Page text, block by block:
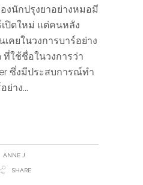
งนักปรุงยาอย่างหมอมี
เปิดใหม่ แต่คนหลัง
คยในวงการบาร์อย่าง
ที่ใช้ชื่อในวงการว่า
ซึ่งมีประสบการณ์ทำ
ย่าง
ANNE J
SHARE